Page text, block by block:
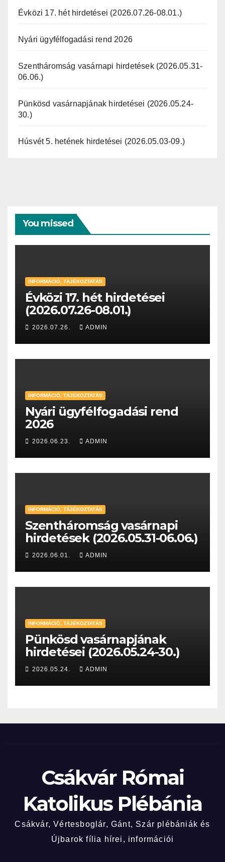
Évközi 17. hét hirdetései (2026.07.26-08.01.)
Nyári ügyfélfogadási rend 2026
Szentháromság vasárnapi hirdetések (2026.05.31-
06.06.)
Pünkösd vasárnapjának hirdetései (2026.05.24-
30.)
Húsvét 5. hetének hirdetései (2026.05.03-09.)
You missed
INFORMÁCIÓ, TÁJÉKOZTATÁS
Évközi 17. hét hirdetései
(2026.07.26-08.01.)
2026.07.26. ADMIN
INFORMÁCIÓ, TÁJÉKOZTATÁS
Nyári ügyfélfogadási rend
2026
2026.06.23. ADMIN
INFORMÁCIÓ, TÁJÉKOZTATÁS
Szentháromság vasárnapi
hirdetések (2026.05.31-06.06.)
2026.06.01. ADMIN
INFORMÁCIÓ, TÁJÉKOZTATÁS
Pünkösd vasárnapjának
hirdetései (2026.05.24-30.)
2026.05.24. ADMIN
Csákvár Római
Katolikus Plébánia
Csákvár, Vértesboglár, Gánt, Szár plébániák és
Újbarok fília hírei, információi